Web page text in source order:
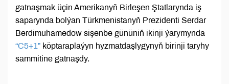
gatnaşmak üçin Amerikanyň Birleşen Ştatlarynda iş
saparynda bolýan Türkmenistanyň Prezidenti Serdar
Berdimuhamedow sişenbe gününiň ikinji ýarymynda
“C5+1” köptaraplaýyn hyzmatdaşlygynyň birinji taryhy
sammitine gatnaşdy.